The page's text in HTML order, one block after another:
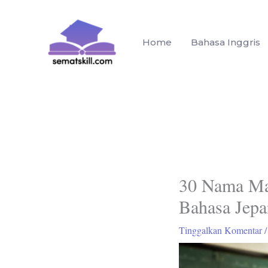
Home Bahasa Inggris
30 Nama
Bahasa
Tinggalkan Komentar /